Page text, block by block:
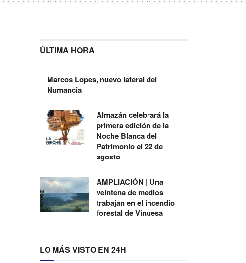
ÚLTIMA HORA
Marcos Lopes, nuevo lateral del
Numancia
Almazán celebrará la
primera edición de la
Noche Blanca del
Patrimonio el 22 de
agosto
AMPLIACIÓN | Una
veintena de medios
trabajan en el incendio
forestal de Vinuesa
LO MÁS VISTO EN 24H